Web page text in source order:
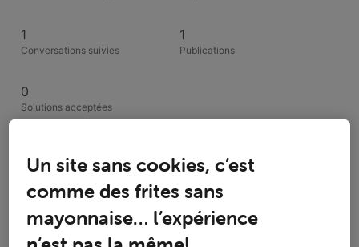
1
Conversations suivies
1
Publications
0
Solutions acceptées
Toutesles activités
Selected
Un site sans cookies, c’est
comme des frites sans
mayonnaise… l’expérience